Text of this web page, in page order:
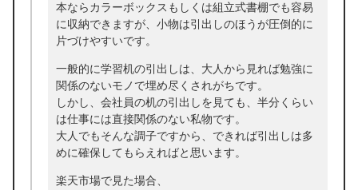
本ならカラーボックスもしくは組立式書棚でも容易
に収納できますが、小物は引出しのほうが圧倒的に
片づけやすいです。
一般的に学習机の引出しは、大人から見れば勉強に
関係のないモノで埋め尽くされがちです。
しかし、会社員の机の引出しを見ても、半分くらい
は仕事には直接関係のない私物です。
大人でもそんな調子ですから、できれば引出しは多
めに確保してもらえればと思います。
楽天市場で見た場合、